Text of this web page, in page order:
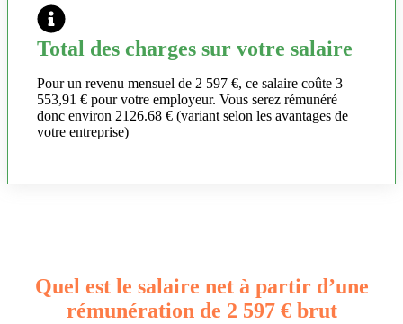
Total des charges sur votre salaire
Pour un revenu mensuel de 2 597 €, ce salaire coûte 3
553,91 € pour votre employeur. Vous serez rémunéré
donc environ 2126.68 € (variant selon les avantages de
votre entreprise)
Quel est le salaire net à partir d’une
rémunération de 2 597 € brut